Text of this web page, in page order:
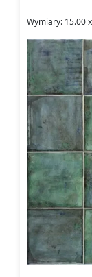
Wymiary: 15.00